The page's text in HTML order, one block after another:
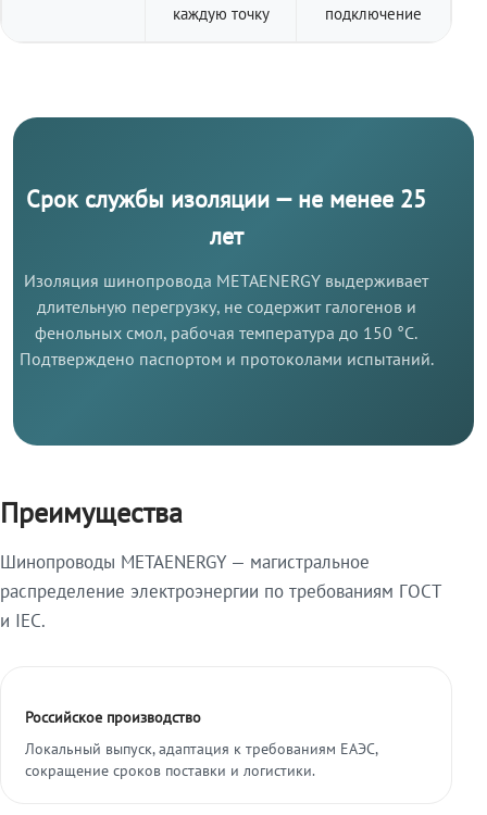
каждую точку
подключение
Срок службы изоляции — не менее 25
лет
Изоляция шинопровода METAENERGY выдерживает
длительную перегрузку, не содержит галогенов и
фенольных смол, рабочая температура до 150 °C.
Подтверждено паспортом и протоколами испытаний.
Преимущества
Шинопроводы METAENERGY — магистральное
распределение электроэнергии по требованиям ГОСТ
и IEC.
Российское производство
Локальный выпуск, адаптация к требованиям ЕАЭС,
сокращение сроков поставки и логистики.